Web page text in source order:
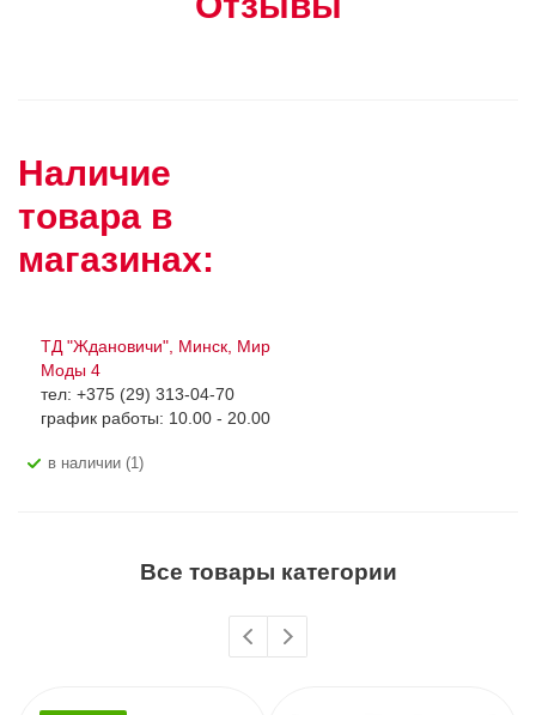
Наличие
товара в
магазинах:
ТД "Ждановичи", Минск, Мир
Моды 4
тел: +375 (29) 313-04-70
график работы: 10.00 - 20.00
В наличии (1)
Все товары категории